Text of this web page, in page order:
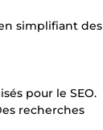
simplifiant des
pour le SEO.
recherches